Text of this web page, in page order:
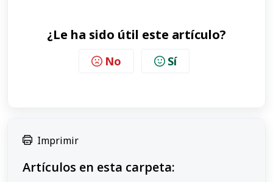
¿Le ha sido útil este artículo?
No Sí
Imprimir
Artículos en esta carpeta: